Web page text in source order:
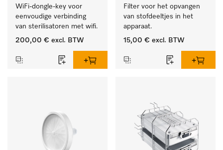
WiFi-dongle-key voor
eenvoudige verbinding
van sterilisatoren met wifi.
200,00 € excl. BTW
Filter voor het opvangen
van stofdeeltjes in het
apparaat.
15,00 € excl. BTW